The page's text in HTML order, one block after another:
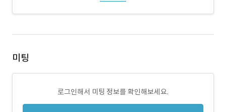
미팅
로그인해서 미팅 정보를 확인해보세요.